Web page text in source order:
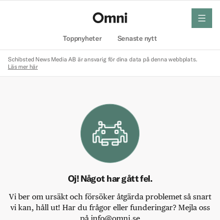
Toppnyheter Senaste nytt
meny
Schibsted News Media AB är ansvarig för dina data på denna webbplats.
Läs mer här
Oj! Något har gått fel.
Vi ber om ursäkt och försöker åtgärda problemet så snart
vi kan, håll ut! Har du frågor eller funderingar? Mejla oss